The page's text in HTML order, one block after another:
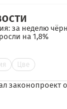
за неделю
на 1,8%
Цве
законопроект